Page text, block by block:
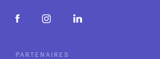
PARTENAIRES